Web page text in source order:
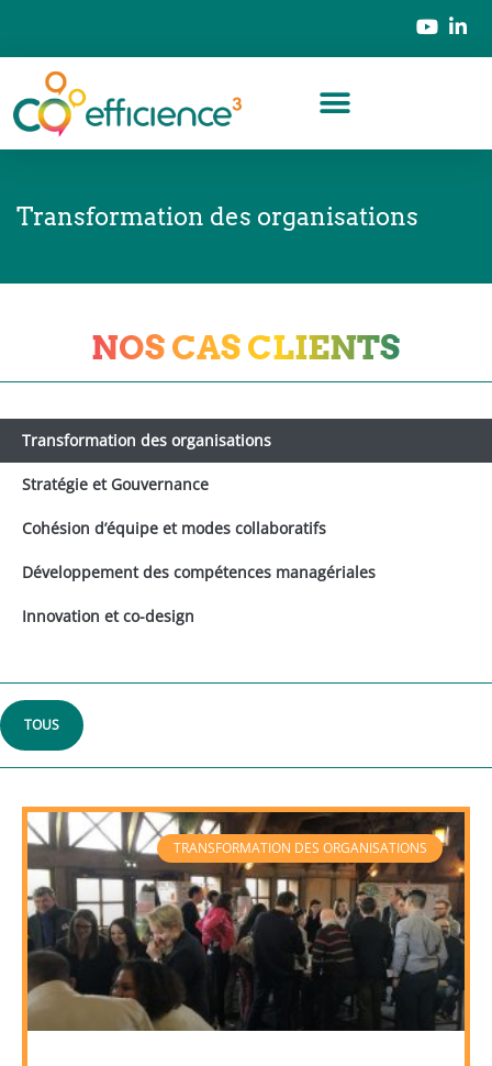
Transformation des organisations
NOS CAS CLIENTS
Transformation des organisations
Stratégie et Gouvernance
Cohésion d’équipe et modes collaboratifs
Développement des compétences managériales
Innovation et co-design
TOUS
TRANSFORMATION DES ORGANISATIONS